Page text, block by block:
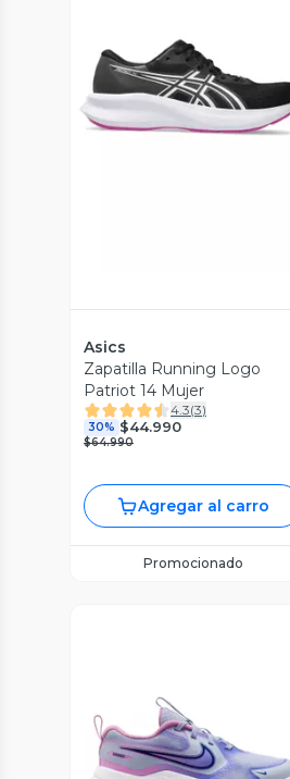
Vista Previa
Asics
Zapatilla Running Logo
Patriot 14 Mujer
4.3(3)
30% $44.990
$64.990
Agregar al carro
Promocionado